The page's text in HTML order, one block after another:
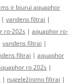
ir biurui aquaphor
| vandens filtrai |
ro-202s | aquaphor ro-
vandens filtrai |
filtrai | aquaphor
ro 202s |
| nugeležinimo filtrai |